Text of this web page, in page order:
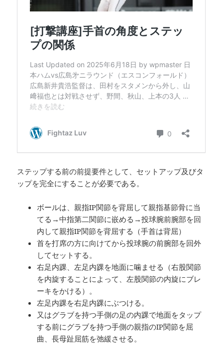
ステップする前の前提要件として、セットアップ及びタ
ップを完全にすることが必要である。
ボールは、親指IP関節を背屈して親指基節骨に当
てる→中指第二関節に嵌める→投球腕前腕部を回
内して親指IP関節を背屈する（手首は背屈）
首を打席の方に向けてから投球腕の前腕部を回外
してセットする。
右足内踝、左足内踝を地面に噛ませる（右股関節
を内旋することによって、左股関節の内旋にブレ
ーキをかける）。
左足内踝を右足内踝にぶつける。
又はグラブを持つ手側の足の内踝で地面をタップ
する前にグラブを持つ手側の親指のIP関節を屈
曲、長母趾屈筋を弛緩させる。